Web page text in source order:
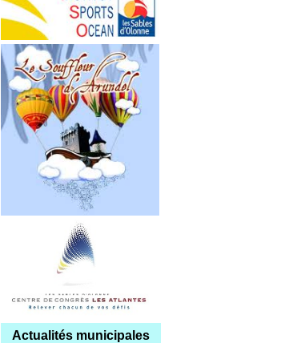
Actualités municipales